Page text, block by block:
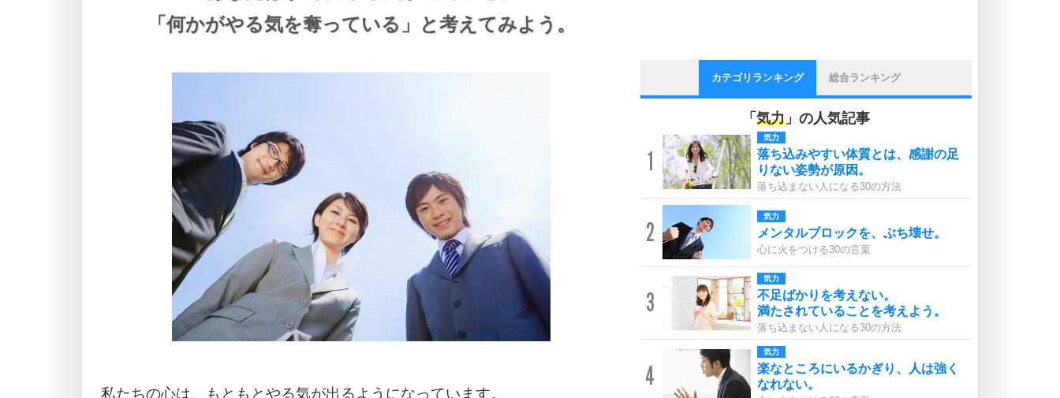
「何かがやる気を奪っている」と考えてみよう。
私たちの心は、もともとやる気が出るようになっています。
カテゴリランキング 総合ランキング
「 気力 」の人気記事
1
気力
落ち込みやすい体質とは、感謝の足
りない姿勢が原因。
落ち込まない人になる30の方法
2
気力
メンタルブロックを、ぶち壊せ。
心に火をつける30の言葉
3
気力
不足ばかりを考えない。
満たされていることを考えよう。
落ち込まない人になる30の方法
4
気力
楽なところにいるかぎり、人は強く
なれない。